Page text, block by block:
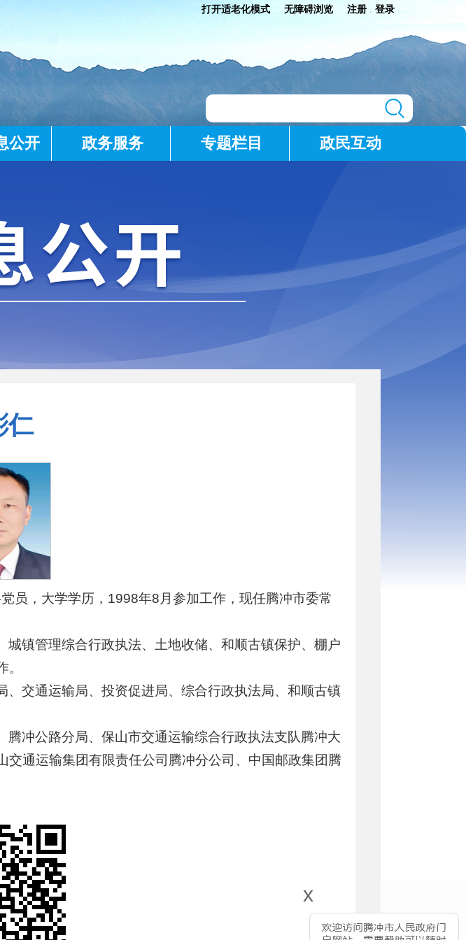
打开适老化模式 无障碍浏览 注册 登录
x
公开 政务服务 专题栏目 政民互动
仁
员，大学学历，1998年8月参加工作，现任腾冲市委常
镇管理综合行政执法、土地收储、和顺古镇保护、棚户
交通运输局、投资促进局、综合行政执法局、和顺古镇
冲公路分局、保山市交通运输综合行政执法支队腾冲大
通运输集团有限责任公司腾冲分公司、中国邮政集团腾